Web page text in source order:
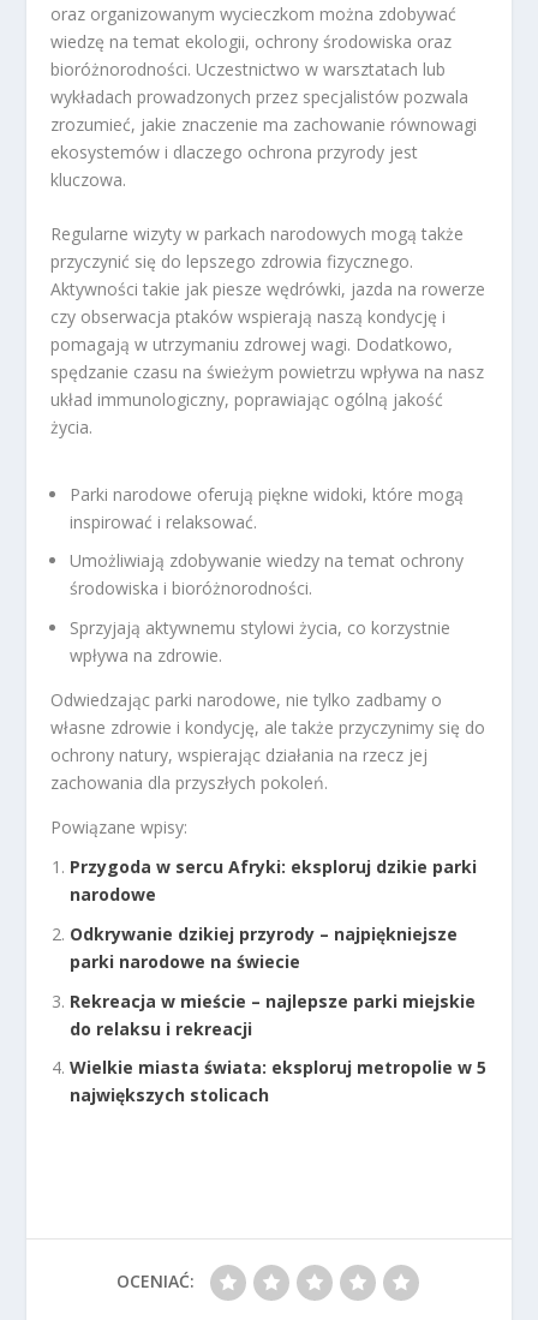
oraz organizowanym wycieczkom można zdobywać
wiedzę na temat ekologii, ochrony środowiska oraz
bioróżnorodności. Uczestnictwo w warsztatach lub
wykładach prowadzonych przez specjalistów pozwala
zrozumieć, jakie znaczenie ma zachowanie równowagi
ekosystemów i dlaczego ochrona przyrody jest
kluczowa.
Regularne wizyty w parkach narodowych mogą także
przyczynić się do lepszego zdrowia fizycznego.
Aktywności takie jak piesze wędrówki, jazda na rowerze
czy obserwacja ptaków wspierają naszą kondycję i
pomagają w utrzymaniu zdrowej wagi. Dodatkowo,
spędzanie czasu na świeżym powietrzu wpływa na nasz
układ immunologiczny, poprawiając ogólną jakość
życia.
Parki narodowe oferują piękne widoki, które mogą
inspirować i relaksować.
Umożliwiają zdobywanie wiedzy na temat ochrony
środowiska i bioróżnorodności.
Sprzyjają aktywnemu stylowi życia, co korzystnie
wpływa na zdrowie.
Odwiedzając parki narodowe, nie tylko zadbamy o
własne zdrowie i kondycję, ale także przyczynimy się do
ochrony natury, wspierając działania na rzecz jej
zachowania dla przyszłych pokoleń.
Powiązane wpisy:
Przygoda w sercu Afryki: eksploruj dzikie parki
narodowe
Odkrywanie dzikiej przyrody – najpiękniejsze
parki narodowe na świecie
Rekreacja w mieście – najlepsze parki miejskie
do relaksu i rekreacji
Wielkie miasta świata: eksploruj metropolie w 5
największych stolicach
OCENIAĆ: